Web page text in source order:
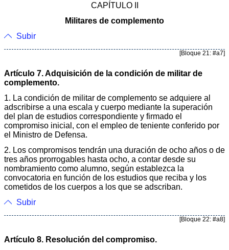
CAPÍTULO II
Militares de complemento
Subir
[Bloque 21: #a7]
Artículo 7. Adquisición de la condición de militar de
complemento.
1. La condición de militar de complemento se adquiere al
adscribirse a una escala y cuerpo mediante la superación
del plan de estudios correspondiente y firmado el
compromiso inicial, con el empleo de teniente conferido por
el Ministro de Defensa.
2. Los compromisos tendrán una duración de ocho años o de
tres años prorrogables hasta ocho, a contar desde su
nombramiento como alumno, según establezca la
convocatoria en función de los estudios que reciba y los
cometidos de los cuerpos a los que se adscriban.
Subir
[Bloque 22: #a8]
Artículo 8. Resolución del compromiso.